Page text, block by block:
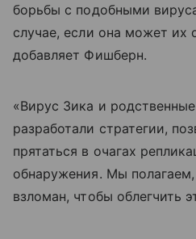
борьбы с подобными
случае, если она может их
добавляет Фишберн.
«Вирус Зика и
разработали стратегии,
прятаться в очагах
обнаружения. Мы полагаем,
взломан, чтобы облегчить